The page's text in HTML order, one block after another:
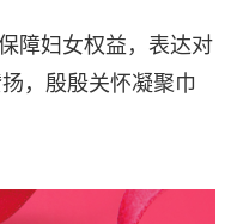
障妇女权益，表达对
，殷殷关怀凝聚巾